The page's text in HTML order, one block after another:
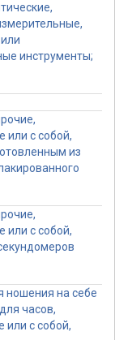
инструменты;
или с собой,
из
или с собой,
ношения на себе
часов,
или с собой,